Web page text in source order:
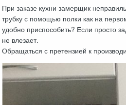
При заказе кухни замерщик
трубку с помощью полки как на
удобно приспособить? Если просто
не влезает.
Обращаться с претензией к